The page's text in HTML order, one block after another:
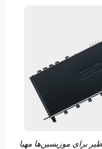
برای موزیسین‌ها مهیا